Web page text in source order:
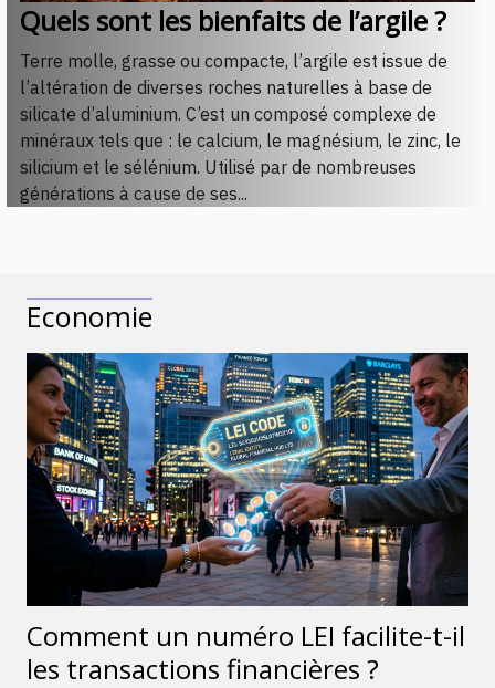
Quels sont les bienfaits de l’argile ?
Terre molle, grasse ou compacte, l’argile est issue de
l’altération de diverses roches naturelles à base de
silicate d’aluminium. C’est un composé complexe de
minéraux tels que : le calcium, le magnésium, le zinc, le
silicium et le sélénium. Utilisé par de nombreuses
générations à cause de ses...
Economie
Comment un numéro LEI facilite-t-il
les transactions financières ?